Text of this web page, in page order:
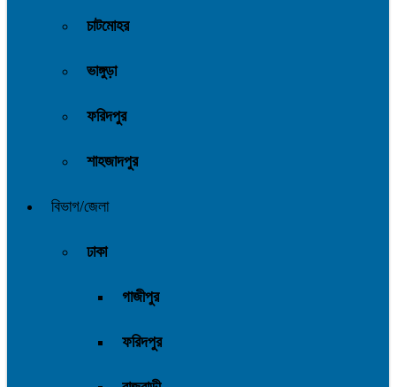
চাটমোহর
ভাঙ্গুড়া
ফরিদপুর
শাহজাদপুর
বিভাগ/জেলা
ঢাকা
গাজীপুর
ফরিদপুর